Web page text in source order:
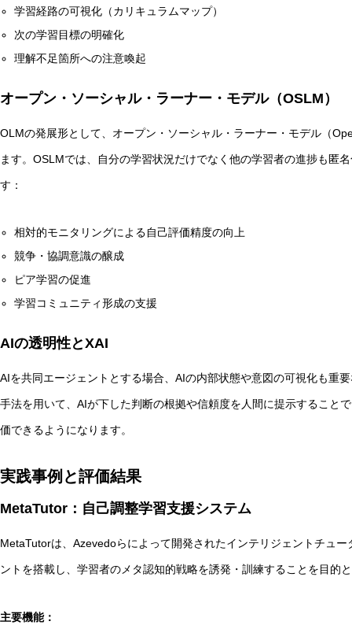
学習経路の可視化（カリキュラムマップ）
次の学習目標の明確化
理解不足箇所への注意喚起
オープン・ソーシャル・ラーナー・モデル（OSLM）
OLMの発展形として、オープン・ソーシャル・ラーナー・モデル（
ます。OSLMでは、自分の学習状況だけでなく他の学習者の進捗も匿
す：
相対的モニタリングによる自己評価精度の向上
競争・協調意識の醸成
ピア学習の促進
学習コミュニティ形成の支援
AIの透明性とXAI
AIを共同エージェントとする場合、AIの内部状態や意図の可視化も重
手法を用いて、AIが下した判断の根拠や信頼度を人間に提示すること
価できるようになります。
実践事例と評価結果
MetaTutor：自己調整学習支援システム
MetaTutorは、Azevedoらによって開発されたインテリジェントチュ
ントを搭載し、学習者のメタ認知的戦略を誘発・訓練することを目的
主要機能：